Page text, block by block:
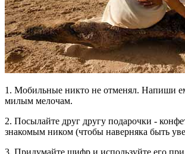
1. Мобильные никто не отменял. Напиши
милым мелочам.
2. Посылайте друг другу подарочки -
знакомым ником (чтобы наверняка быть